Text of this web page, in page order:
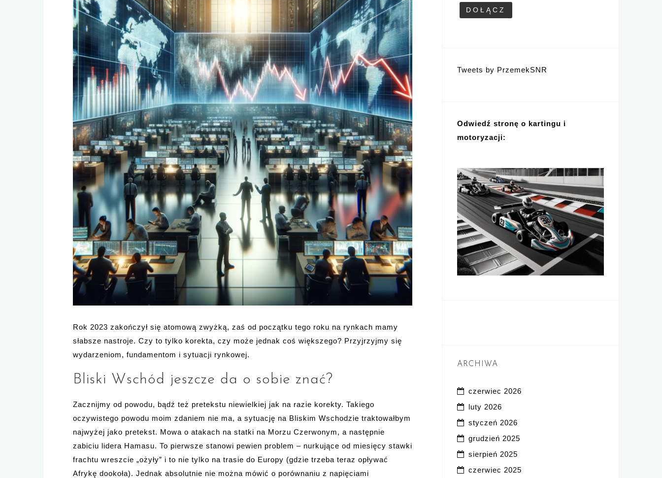
Rok 2023 zakończył się atomową zwyżką, zaś od początku tego roku na rynkach mamy
słabsze nastroje. Czy to tylko korekta, czy może jednak coś większego? Przyjrzyjmy się
wydarzeniom, fundamentom i sytuacji rynkowej.
Bliski Wschód jeszcze da o sobie znać?
Zacznijmy od powodu, bądź też pretekstu niewielkiej jak na razie korekty. Takiego
oczywistego powodu moim zdaniem nie ma, a sytuację na Bliskim Wschodzie traktowałbym
najwyżej jako pretekst. Mowa o atakach na statki na Morzu Czerwonym, a następnie
zabiciu lidera Hamasu. To pierwsze stanowi pewien problem – nurkujące od miesięcy stawki
frachtu wreszcie „ożyły” i to nie tylko na trasie do Europy (gdzie trzeba teraz opływać
Afrykę dookoła). Jednak absolutnie nie można mówić o porównaniu z napięciami
Tweets by PrzemekSNR
Odwiedź stronę o kartingu i
motoryzacji:
ARCHIWA
czerwiec 2026
luty 2026
styczeń 2026
grudzień 2025
sierpień 2025
czerwiec 2025